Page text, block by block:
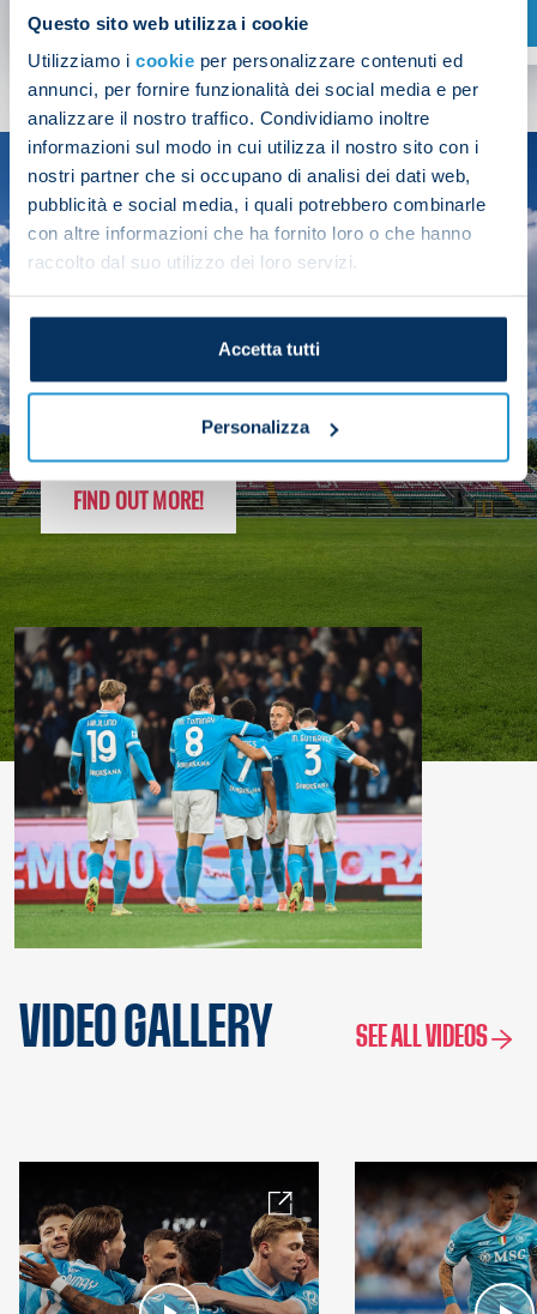
Questo sito web utilizza i cookie
Utilizziamo i cookie per personalizzare contenuti ed
annunci, per fornire funzionalità dei social media e per
analizzare il nostro traffico. Condividiamo inoltre
informazioni sul modo in cui utilizza il nostro sito con i
nostri partner che si occupano di analisi dei dati web,
pubblicità e social media, i quali potrebbero combinarle
con altre informazioni che ha fornito loro o che hanno
raccolto dal suo utilizzo dei loro servizi.
Accetta tutti
Personalizza
SHOP NOW
SEASON
2025/26
FOLLOW THE CHAMPS' JOURNEY
FIND OUT MORE!
VIDEO GALLERY SEE ALL VIDEOS